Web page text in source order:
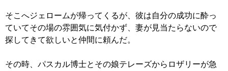
そこへジェロームが帰ってくるが、彼は自分の成功に酔っ
ていてその場の雰囲気に気付かず、妻が見当たらないので
探してきて欲しいと仲間に頼んだ。
その時、パスカル博士とその娘テレーズからロザリーが急